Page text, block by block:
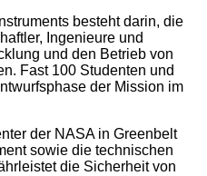
besteht darin, die
Ingenieure und
und den Betrieb von
Fast 100 Studenten und
der Mission im
der NASA in Greenbelt
sowie die technischen
die Sicherheit von